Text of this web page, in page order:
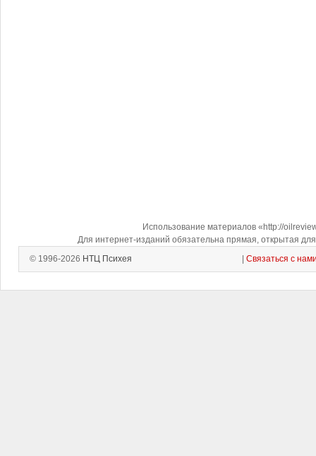
Использование материалов «http://
Для интернет-изданий обязательна прямая, открытая
© 1996-2026 НТЦ Психея Связаться с